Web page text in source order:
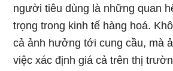
người tiêu dùng là những quan
trọng trong kinh tế hàng hoá.
cả ảnh hưởng tới cung cầu, mà
việc xác định giá cả trên thị